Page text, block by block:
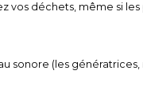
vos déchets, même si
sonore (les génératrices,